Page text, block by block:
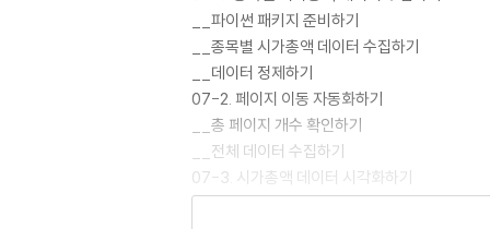
__파이썬 패키지 준비하기
__종목별 시가총액 데이터 수집하기
__데이터 정제하기
07-2. 페이지 이동 자동화하기
__총 페이지 개수 확인하기
__전체 데이터 수집하기
07-3. 시가총액 데이터 시각화하기
__시가총액 상위 종목 구하기